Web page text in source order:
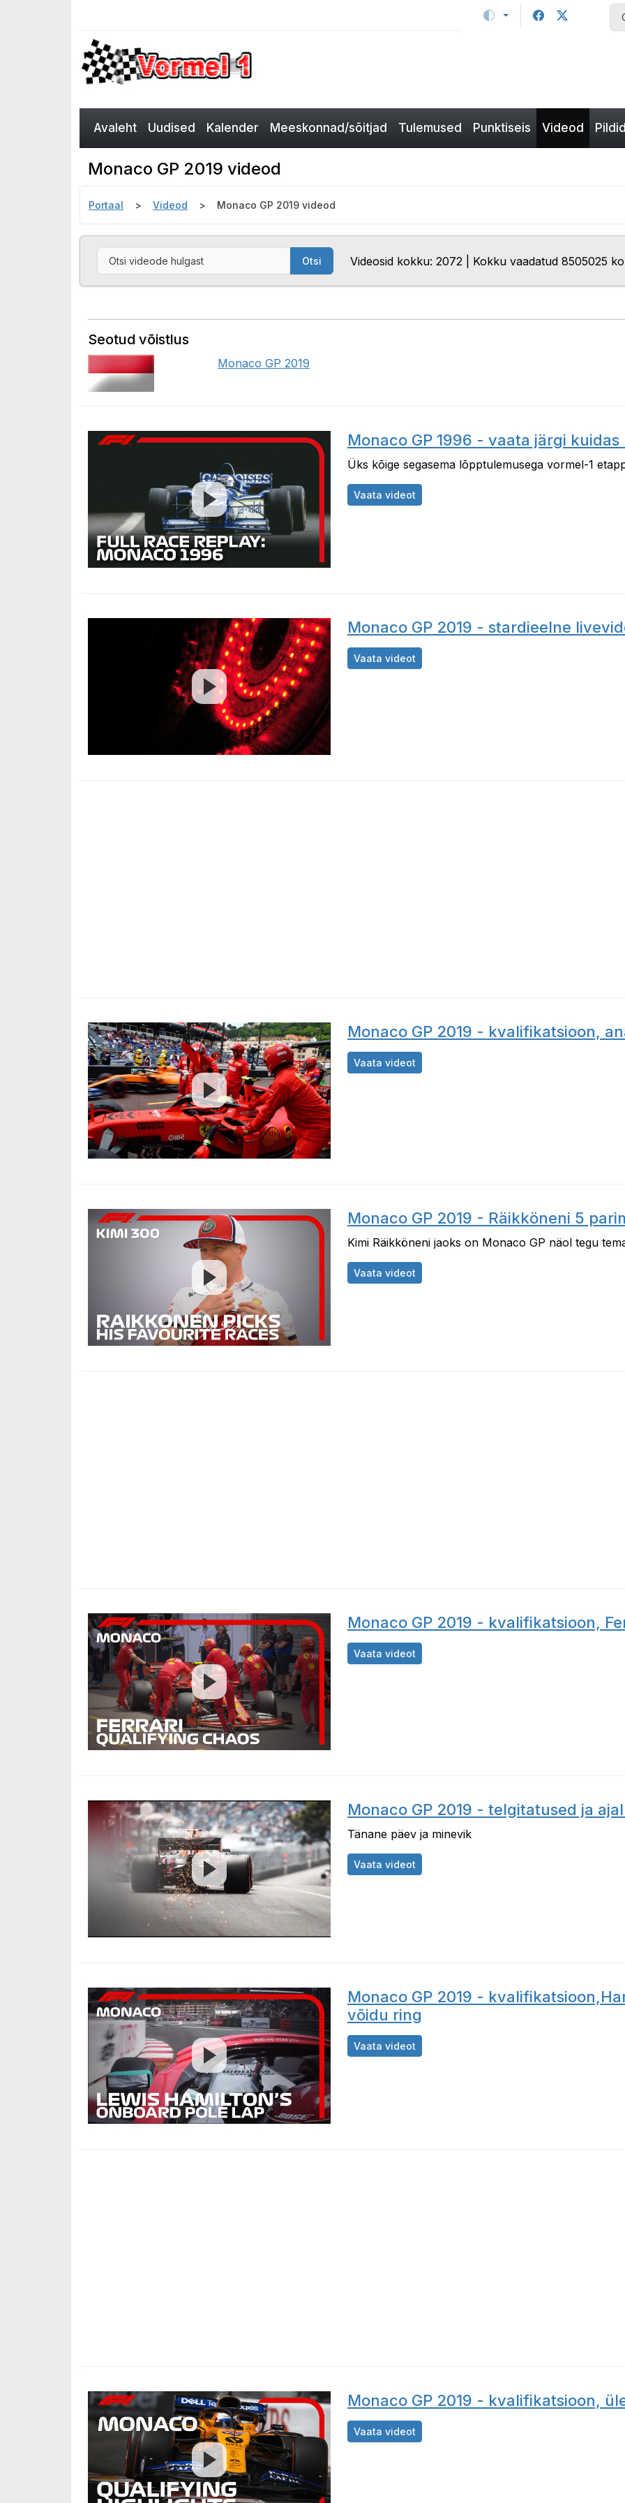
Avaleht Uudised Kalender Meeskonnad/sõitjad Tulemused Punktiseis Videod Pildid
Monaco GP 2019 videod
Portaal Videod Monaco GP 2019 videod
Otsi Videosid kokku: 2072 | Kokku vaadatud 8505025
Seotud võistlus
Monaco GP 2019
Monaco GP 1996 - vaata järgi
Üks kõige segasema lõpptulemusega vormel-1
Vaata videot
Monaco GP 2019 - stardieelne
Vaata videot
Monaco GP 2019 - kvalifikatsioon,
Vaata videot
Monaco GP 2019 - Räikköneni 5
Kimi Räikköneni jaoks on Monaco GP näol tegu
Vaata videot
Monaco GP 2019 - kvalifikatsioon,
Vaata videot
Monaco GP 2019 - telgitatused ja
Tänane päev ja minevik
Vaata videot
Monaco GP 2019 -
võidu ring
Vaata videot
Monaco GP 2019 - kvalifikatsioon,
Vaata videot